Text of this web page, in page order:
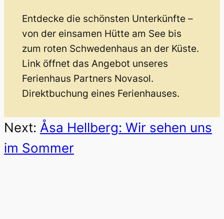
Entdecke die schönsten Unterkünfte –
von der einsamen Hütte am See bis
zum roten Schwedenhaus an der Küste.
Link öffnet das Angebot unseres
Ferienhaus Partners Novasol.
Direktbuchung eines Ferienhauses.
Next: Åsa Hellberg: Wir sehen uns
im Sommer